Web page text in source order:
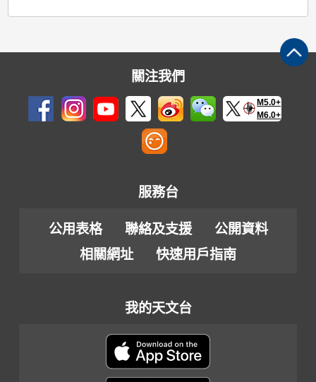
關注我們
M5.0+
M6.0+
服務台
公用表格 聯絡及支援
公開資料
相關網址
快速用戶指南
我的天文台